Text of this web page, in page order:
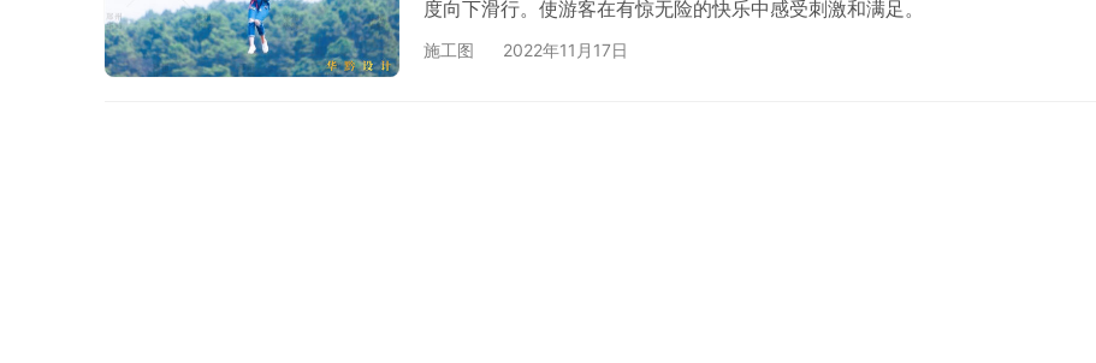
度向下滑行。使游客在有惊无险的快乐中感受刺激和满足。
施工图 2022年11月17日